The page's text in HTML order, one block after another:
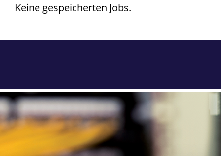
Keine gespeicherten Jobs.